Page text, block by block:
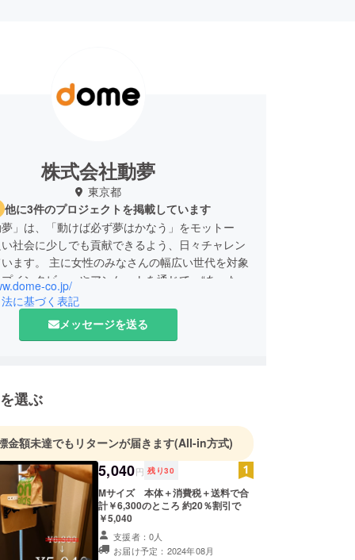
株式会社動夢
東京都
他に3件のプロジェクトを掲載しています
」は、「動けば必ず夢はかなう」をモットー
社会に少しでも貢献できるよう、日々チャレン
ます。 主に女性のみなさんの幅広い世代を対象
インタビューやアンケートを通じて、“あったら
タチにするオリジナル便利グッズを企画・開発し
co.jp/
に基づく表記
メッセージを送る
選ぶ
金額未達でもリターンが届きます(All-in方式)
5,040円 残り30
Mサイズ 本体＋消費税＋送料で合
計￥6,300のところ 約20％割引で
￥5,040
支援者：0人
お届け予定：2024年08月